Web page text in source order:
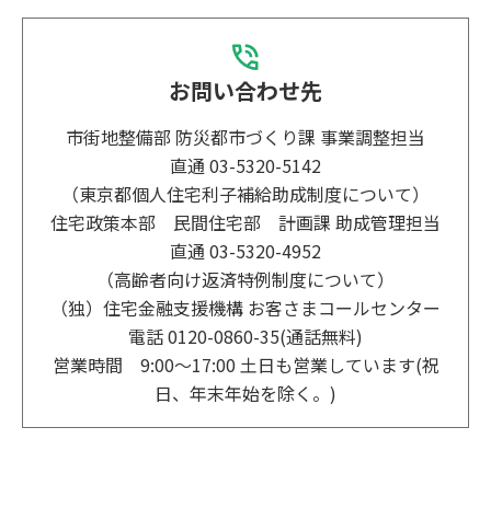
お問い合わせ先
市街地整備部 防災都市づくり課 事業調整担当
直通 03-5320-5142
（東京都個⼈住宅利⼦補給助成制度について）
住宅政策本部 ⺠間住宅部 計画課 助成管理担当
直通 03-5320-4952
（⾼齢者向け返済特例制度について）
（独）住宅⾦融⽀援機構 お客さまコールセンター
電話 0120-0860-35(通話無料)
営業時間 9:00〜17:00 ⼟⽇も営業しています(祝
⽇、年末年始を除く。)